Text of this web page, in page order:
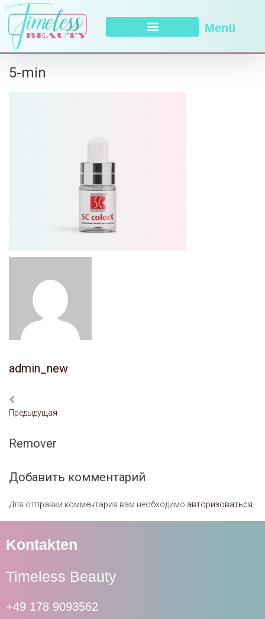
Menü
5-min
admin_new
Предыдущая
Remover
Добавить комментарий
Для отправки комментария вам необходимо авторизоваться
Kontakten
Timeless Beauty
+49 178 9093562